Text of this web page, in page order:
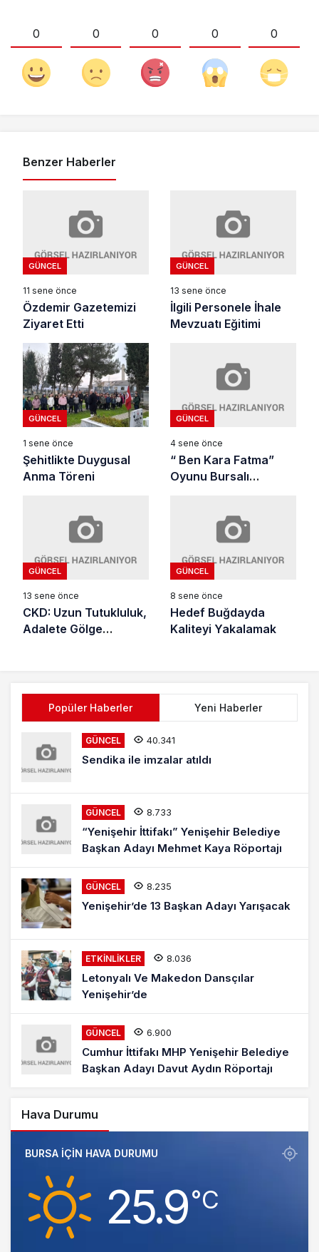
0 0 0 0 0
Benzer Haberler
GÜNCEL
11 sene önce
Özdemir Gazetemizi
Ziyaret Etti
GÜNCEL
13 sene önce
İlgili Personele İhale
Mevzuatı Eğitimi
GÜNCEL
1 sene önce
Şehitlikte Duygusal
Anma Töreni
GÜNCEL
4 sene önce
“ Ben Kara Fatma”
Oyunu Bursalı
GÜNCEL
13 sene önce
CKD: Uzun Tutukluluk,
Adalete Gölge
GÜNCEL
8 sene önce
Hedef Buğdayda
Kaliteyi Yakalamak
Popüler Haberler Yeni Haberler
GÜNCEL 40.341
Sendika ile imzalar atıldı
GÜNCEL 8.733
“Yenişehir İttifakı” Yenişehir Belediye
Başkan Adayı Mehmet Kaya Röportajı
GÜNCEL 8.235
Yenişehir’de 13 Başkan Adayı Yarışacak
ETKINLIKLER 8.036
Letonyalı Ve Makedon Dansçılar
Yenişehir’de
GÜNCEL 6.900
Cumhur İttifakı MHP Yenişehir Belediye
Başkan Adayı Davut Aydın Röportajı
Hava Durumu
BURSA IÇIN HAVA DURUMU
25.9‎°C